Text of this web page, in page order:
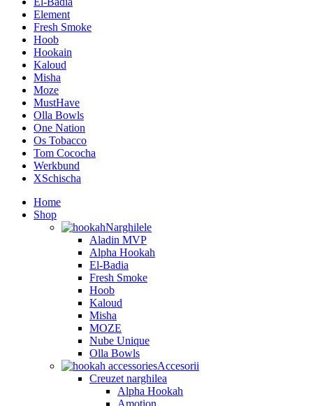
Element
Fresh Smoke
Hoob
Hookain
Kaloud
Misha
Moze
MustHave
Olla Bowls
One Nation
Os Tobacco
Tom Cococha
Werkbund
XSchischa
Home
Shop
Narghilele
Aladin MVP
Alpha Hookah
El-Badia
Fresh Smoke
Hoob
Kaloud
Misha
MOZE
Nube Unique
Olla Bowls
Accesorii
Creuzet narghilea
Alpha Hookah